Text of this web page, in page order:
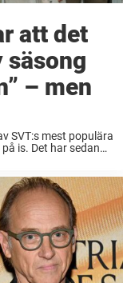
att det
säsong
– men
SVT:s mest populära
is. Det har sedan